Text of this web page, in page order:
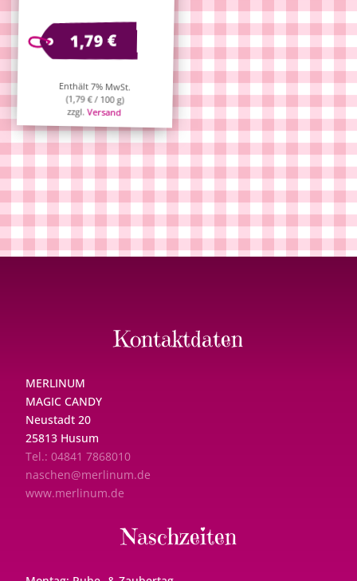
1,79€
Enthält 7% MwSt.
(1,79€/ 100 g)
zzgl.Versand
Kontaktdaten
MERLINUM
MAGIC CANDY
Neustadt 20
25813 Husum
Tel.: 04841 7868010
naschen@merlinum.de
www.merlinum.de
Naschzeiten